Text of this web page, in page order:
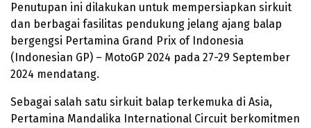
Penutupan ini dilakukan untuk mempersiapkan sirkuit
dan berbagai fasilitas pendukung jelang ajang balap
bergengsi Pertamina Grand Prix of Indonesia
(Indonesian GP) – MotoGP 2024 pada 27-29 September
2024 mendatang.
Sebagai salah satu sirkuit balap terkemuka di Asia,
Pertamina Mandalika International Circuit berkomitmen